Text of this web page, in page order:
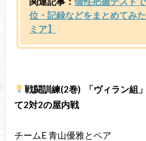
位・記録などをまとめてみ
ミア】
戦闘訓練(2巻) 「ヴィラン組
て2対2の屋内戦
チームE 青山優雅とペア